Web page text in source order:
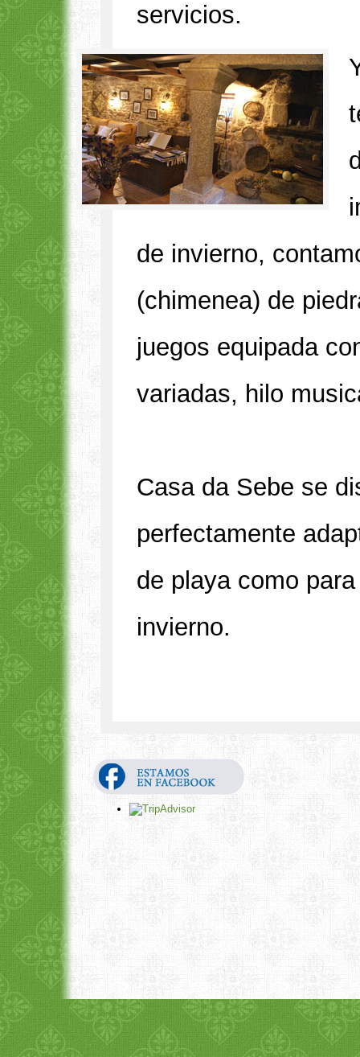
2 4
servicios.
de invierno,
(chimenea) de
juegos equipada
variadas, hilo
Casa da Sebe se
perfectamente
de playa como
invierno.